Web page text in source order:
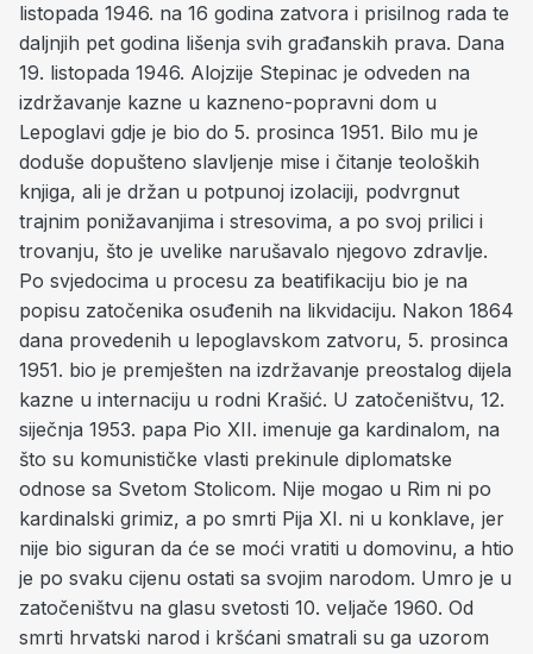
listopada 1946. na 16 godina zatvora i prisilnog rada te
daljnjih pet godina lišenja svih građanskih prava. Dana
19. listopada 1946. Alojzije Stepinac je odveden na
izdržavanje kazne u kazneno-popravni dom u
Lepoglavi gdje je bio do 5. prosinca 1951. Bilo mu je
doduše dopušteno slavljenje mise i čitanje teoloških
knjiga, ali je držan u potpunoj izolaciji, podvrgnut
trajnim ponižavanjima i stresovima, a po svoj prilici i
trovanju, što je uvelike narušavalo njegovo zdravlje.
Po svjedocima u procesu za beatifikaciju bio je na
popisu zatočenika osuđenih na likvidaciju. Nakon 1864
dana provedenih u lepoglavskom zatvoru, 5. prosinca
1951. bio je premješten na izdržavanje preostalog dijela
kazne u internaciju u rodni Krašić. U zatočeništvu, 12.
siječnja 1953. papa Pio XII. imenuje ga kardinalom, na
što su komunističke vlasti prekinule diplomatske
odnose sa Svetom Stolicom. Nije mogao u Rim ni po
kardinalski grimiz, a po smrti Pija XI. ni u konklave, jer
nije bio siguran da će se moći vratiti u domovinu, a htio
je po svaku cijenu ostati sa svojim narodom. Umro je u
zatočeništvu na glasu svetosti 10. veljače 1960. Od
smrti hrvatski narod i kršćani smatrali su ga uzorom